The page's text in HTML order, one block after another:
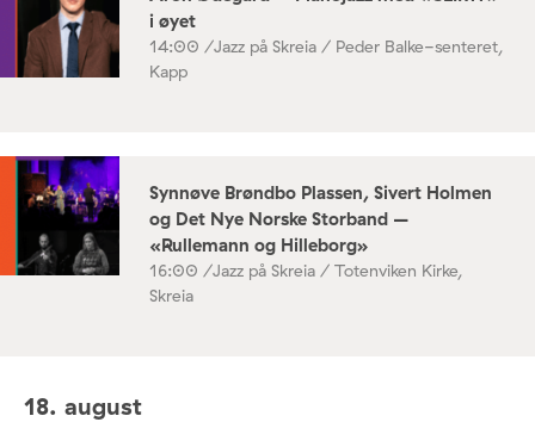
i øyet
14:00 /Jazz på Skreia / Peder Balke-senteret,
Kapp
Synnøve Brøndbo Plassen, Sivert Holmen
og Det Nye Norske Storband –
«Rullemann og Hilleborg»
16:00 /Jazz på Skreia / Totenviken Kirke,
Skreia
18. august